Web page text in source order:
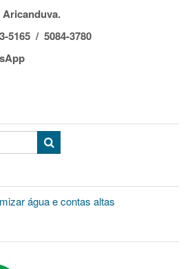
Aricanduva‎.
5165 / 5084-3780
água e contas altas